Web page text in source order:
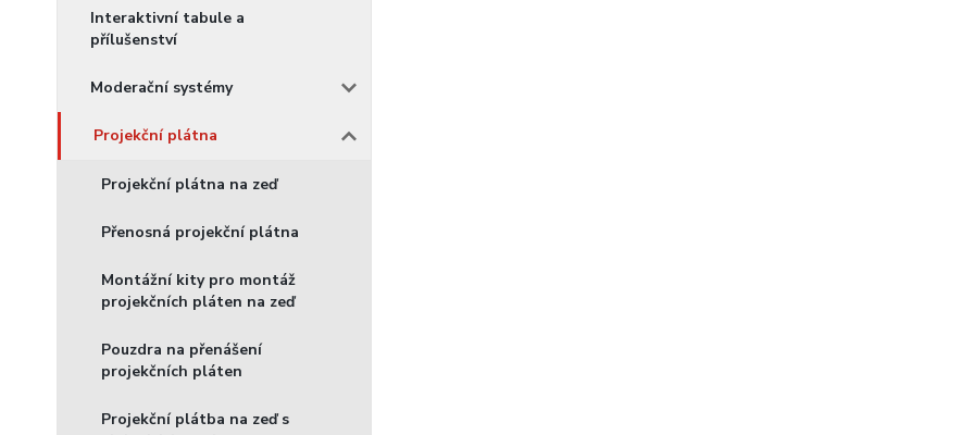
Interaktivní tabule a
přílušenství
Moderační systémy
Projekční plátna
Projekční plátna na zeď
Přenosná projekční plátna
Montážní kity pro montáž
projekčních pláten na zeď
Pouzdra na přenášení
projekčních pláten
Projekční plátba na zeď s